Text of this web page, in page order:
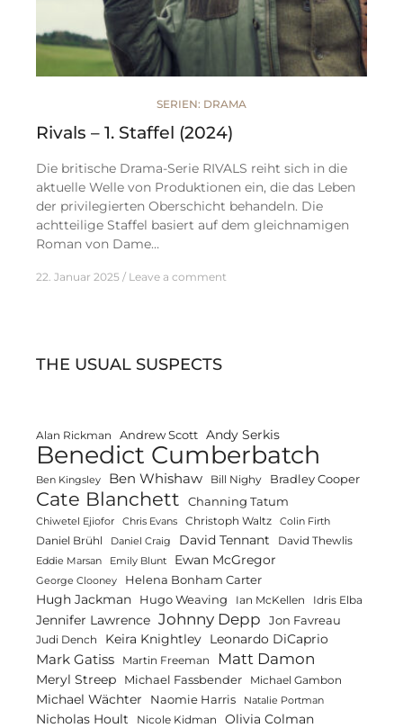
SERIEN: DRAMA
Rivals – 1. Staffel (2024)
Die britische Drama-Serie RIVALS reiht sich in die
aktuelle Welle von Produktionen ein, die das Leben
der privilegierten Oberschicht behandeln. Die
achtteilige Staffel basiert auf dem gleichnamigen
Roman von Dame…
22. Januar 2025 Leave a comment
THE USUAL SUSPECTS
Alan Rickman Andrew Scott Andy Serkis
Benedict Cumberbatch
Ben Kingsley Ben Whishaw Bill Nighy Bradley Cooper
Cate Blanchett Channing Tatum
Chiwetel Ejiofor Chris Evans Christoph Waltz Colin Firth
Daniel Brühl Daniel Craig David Tennant David Thewlis
Eddie Marsan Emily Blunt Ewan McGregor
George Clooney Helena Bonham Carter
Hugh Jackman Hugo Weaving Ian McKellen Idris Elba
Jennifer Lawrence Johnny Depp Jon Favreau
Judi Dench Keira Knightley Leonardo DiCaprio
Mark Gatiss Martin Freeman Matt Damon
Meryl Streep Michael Fassbender Michael Gambon
Michael Wächter Naomie Harris Natalie Portman
Nicholas Hoult Nicole Kidman Olivia Colman